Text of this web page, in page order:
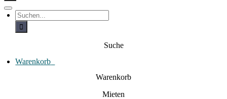
hT
o
a
S
u
h
c
h
Suche
Warenkorb
Warenkorb
Mieten